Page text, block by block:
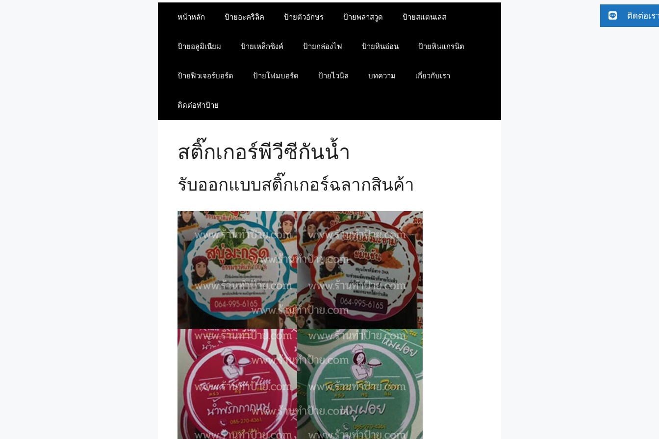
หน้าหลัก ป้ายอะคริลิค ป้ายตัวอักษร ป้ายพลาสวูด ป้ายสแตนเลส
ป้ายอลูมิเนียม ป้ายเหล็กซิงค์ ป้ายกล่องไฟ ป้ายหินอ่อน ป้ายหินแกรนิต
ป้ายฟิวเจอร์บอร์ด ป้ายโฟมบอร์ด ป้ายไวนิล บทความ เกี่ยวกับเรา
ติดต่อทำป้าย
สติ๊กเกอร์พีวีซีกันน้ำ
รับออกแบบ​สติ๊กเกอร์ฉลากสินค้า
ติดต่อเร